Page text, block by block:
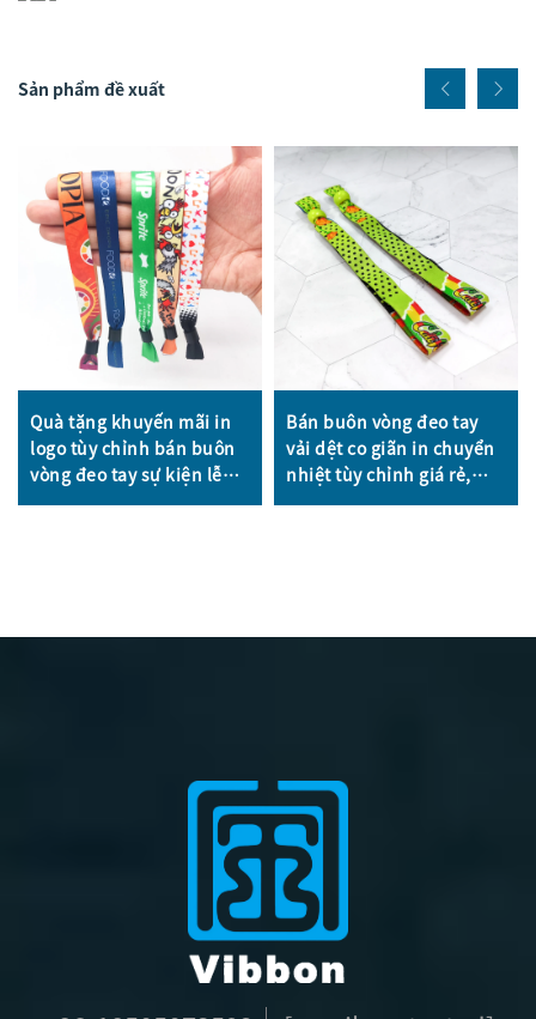
Sản phẩm đề xuất
Quà tặng khuyến mãi in
logo tùy chỉnh bán buôn
vòng đeo tay sự kiện lễ
hội bằng vải dệt polyester
Bán buôn vòng đeo tay
vải dệt co giãn in chuyển
nhiệt tùy chỉnh giá rẻ,
không yêu cầu số lượng